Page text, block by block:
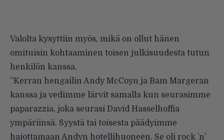
Valolta kysyttiin myös, mikä on ollut hänen
omituisin kohtaaminen toisen julkisuudesta tutun
henkilön kanssa.
”Kerran hengailin Andy McCoyn ja Bam Margeran
kanssa ja vedimme lärvit samalla kun seurasimme
paparazzia, joka seurasi David Hasselhoffia
ympäriinsä. Syystä tai toisesta päädyimme
hajottamaan Andyn hotellihuoneen. Se oli rock ’n’